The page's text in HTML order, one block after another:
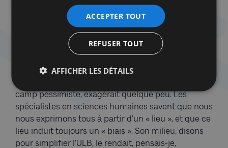
et de la société israélienne pour les propulser en
Je n’ai jamais été un obsédé de l’antisémitisme. En
bon héritier des Lumières, j’avais tendance à penser
camp pessimiste, exagérait quelque peu. Les
spécialistes en sciences humaines savent que nous
nous exprimons tous à partir d’un « lieu », et que ce
lieu induit toujours un « biais ». Son milieu, disons
pour simplifier l’ULB, le rendait, pensais-je,
ACCEPTER TOUT
REFUSER TOUT
AFFICHER LES DÉTAILS